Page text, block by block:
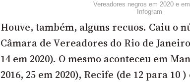
Vereadores negros em 2020 e
Infogram
Houve, também, alguns recuos. Caiu o
Câmara de Vereadores do Rio de
14 em 2020). O mesmo aconteceu em
2016, 25 em 2020), Recife (de 12 para 10